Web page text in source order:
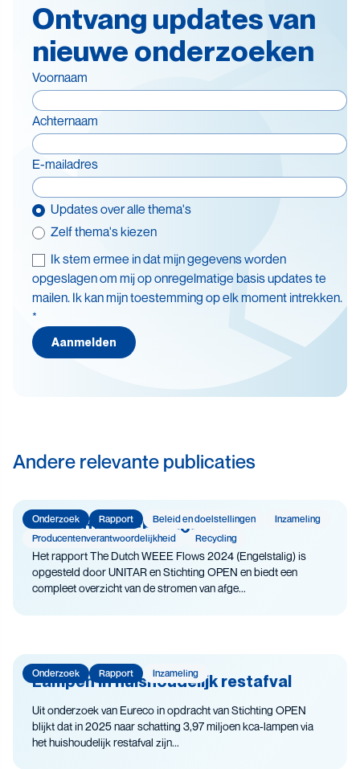
Ontvang updates van
nieuwe onderzoeken
Voornaam
Achternaam
E-mailadres
Updates over alle thema's
Zelf thema's kiezen
Thema's
Batterijen
Circulaire economie
Ik stem ermee in dat mijn gegevens worden
opgeslagen om mij op onregelmatige basis updates te
mailen. Ik kan mijn toestemming op elk moment intrekken.
*
Aanmelden
Andere relevante publicaties
Onderzoek Rapport Beleid en doelstellingen
Inzameling
Producenten­­­­verantwoor­delijk­heid
Recycling
The Dutch WEEE Flows
Het rapport The Dutch WEEE Flows 2024 (Engelstalig) is
opgesteld door UNITAR en Stichting OPEN en biedt een
compleet overzicht van de stromen van afge...
Onderzoek Rapport Inzameling
Lampen in huishoudelijk restafval
Uit onderzoek van Eureco in opdracht van Stichting OPEN
blijkt dat in 2025 naar schatting 3,97 miljoen kca-lampen via
het huishoudelijk restafval zijn...